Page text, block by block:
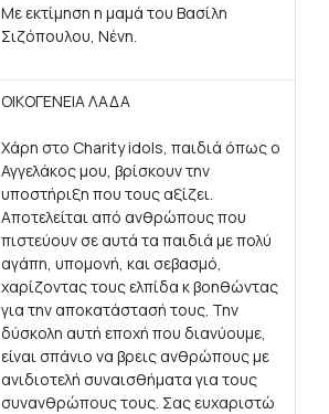
Με εκτίμηση η μαμά του Βασίλη
Σιζόπουλου, Νένη.
ΟΙΚΟΓΕΝΕΙΑ ΛΑΔΑ
Χάρη στο Charity idols, παιδιά όπως ο
Αγγελάκος μου, βρίσκουν την
υποστήριξη που τους αξίζει.
Αποτελείται από ανθρώπους που
πιστεύουν σε αυτά τα παιδιά με πολύ
αγάπη, υπομονή, και σεβασμό,
χαρίζοντας τους ελπίδα κ βοηθώντας
για την αποκατάστασή τους. Την
δύσκολη αυτή εποχή που διανύουμε,
είναι σπάνιο να βρεις ανθρώπους με
ανιδιοτελή συναισθήματα για τους
συνανθρώπους τους. Σας ευχαριστώ